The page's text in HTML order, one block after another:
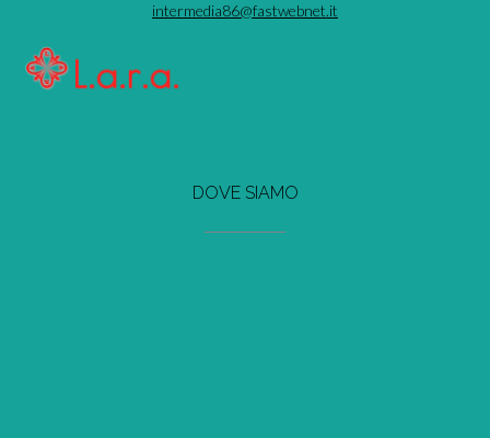
intermedia86@fastwebnet.it
DOVE SIAMO